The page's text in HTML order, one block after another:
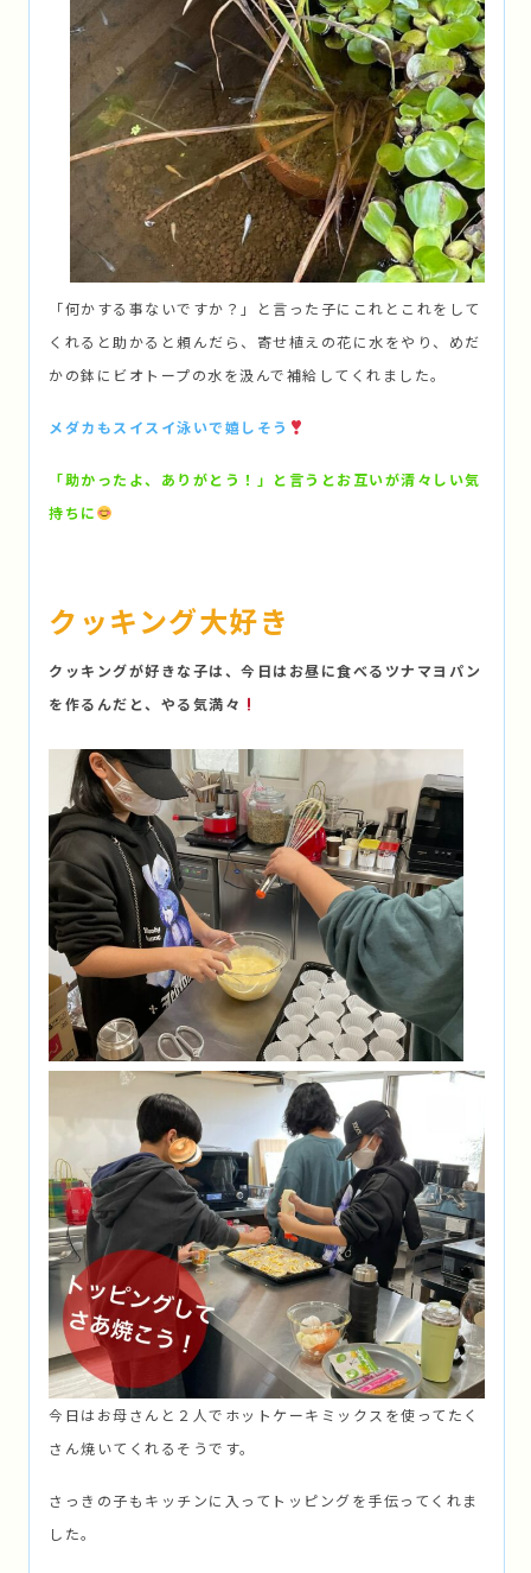
「何かする事ないですか？」と言った子にこれとこれをして
くれると助かると頼んだら、寄せ植えの花に水をやり、めだ
かの鉢にビオトープの水を汲んで補給してくれました。
メダカもスイスイ泳いで嬉しそう
「助かったよ、ありがとう！」と言うとお互いが清々しい気
持ちに
クッキング大好き
クッキングが好きな子は、今日はお昼に食べるツナマヨパン
を作るんだと、やる気満々
今日はお母さんと２人でホットケーキミックスを使ってたく
さん焼いてくれるそうです。
さっきの子もキッチンに入ってトッピングを手伝ってくれま
した。